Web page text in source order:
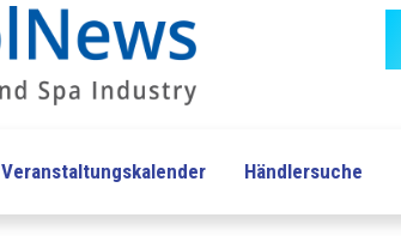
Veranstaltungskalender Händlersuche